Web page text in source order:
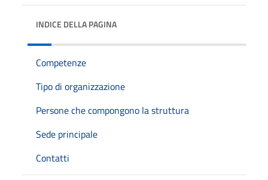
INDICE DELLA PAGINA
Competenze
Tipo di organizzazione
Persone che compongono la struttura
Sede principale
Contatti